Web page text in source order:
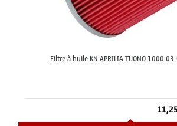
Filtre à huile KN APRILIA TUONO 1000